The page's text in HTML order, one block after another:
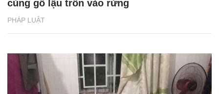
PHÁP LUẬT
cùng gỗ lậu trốn vào rừng